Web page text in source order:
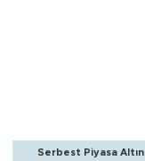
Serbest Piyasa Altın